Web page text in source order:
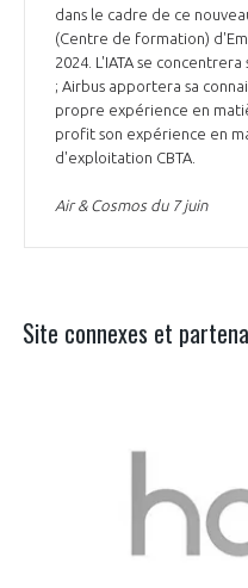
dans le cadre de ce
(Centre de formation)
2024. L'IATA se
; Airbus apportera sa
propre expérience en
profit son expérience en
d'exploitation CBTA.
Air & Cosmos du 7 juin
Site connexes et